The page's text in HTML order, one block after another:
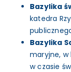
Bazylika
katedra
Bazylika
maryjne,
w czasie